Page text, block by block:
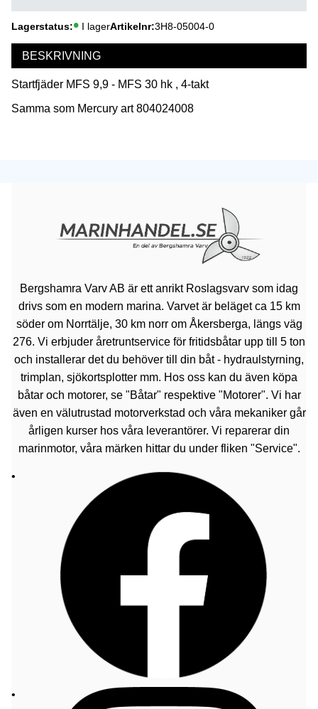
Lagerstatus I lagerArtikelnr 3H8-05004-0
BESKRIVNING
Startfjäder MFS 9,9 - MFS 30 hk , 4-takt
Samma som Mercury art 804024008
Bergshamra Varv AB är ett anrikt Roslagsvarv som idag
drivs som en modern marina. Varvet är beläget ca 15 km
söder om Norrtälje, 30 km norr om Åkersberga, längs väg
276. Vi erbjuder åretruntservice för fritidsbåtar upp till 5 ton
och installerar det du behöver till din båt - hydraulstyrning,
trimplan, sjökortsplotter mm. Hos oss kan du även köpa
båtar och motorer, se "Båtar" respektive "Motorer". Vi har
även en välutrustad motorverkstad och våra mekaniker går
årligen kurser hos våra leverantörer. Vi reparerar din
marinmotor, våra märken hittar du under fliken "Service".